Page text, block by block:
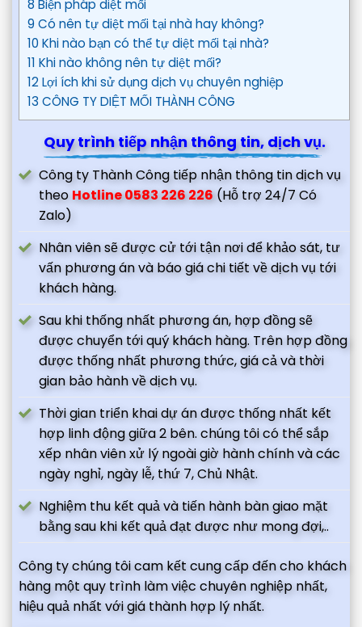
8 Biện pháp diệt mối
9 Có nên tự diệt mối tại nhà hay không?
10 Khi nào bạn có thể tự diệt mối tại nhà?
11 Khi nào không nên tự diệt mối?
12 Lợi ích khi sử dụng dịch vụ chuyên nghiệp
13 CÔNG TY DIỆT MỐI THÀNH CÔNG
Quy trình tiếp nhận thông tin, dịch vụ.
Công ty Thành Công tiếp nhận thông tin dịch vụ
theo Hotline 0583 226 226(Hỗ trợ 24/7 Có
Zalo)
Nhân viên sẽ được cử tới tận nơi để khảo sát, tư
vấn phương án và báo giá chi tiết về dịch vụ tới
khách hàng.
Sau khi thống nhất phương án, hợp đồng sẽ
được chuyển tới quý khách hàng. Trên hợp đồng
được thống nhất phương thức, giá cả và thời
gian bảo hành về dịch vụ.
Thời gian triển khai dự án được thống nhất kết
hợp linh động giữa 2 bên. chúng tôi có thể sắp
xếp nhân viên xử lý ngoài giờ hành chính và các
ngày nghỉ, ngày lễ, thứ 7, Chủ Nhật.
Nghiệm thu kết quả và tiến hành bàn giao mặt
bằng sau khi kết quả đạt được như mong đợi,..
Công ty chúng tôi cam kết cung cấp đến cho khách
hàng một quy trình làm việc chuyên nghiệp nhất,
hiệu quả nhất với giá thành hợp lý nhất.